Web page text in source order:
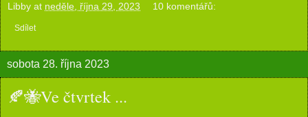
Libby at neděle, října 29, 2023 10 komentářů:
Sdílet
sobota 28. října 2023
🍂🐝Ve čtvrtek ...